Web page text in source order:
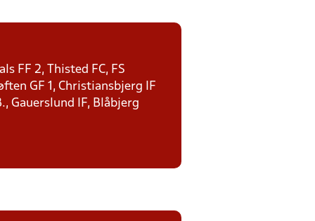
FF 2, Thisted FC, FS
GF 1, Christiansbjerg IF
Gauerslund IF, Blåbjerg